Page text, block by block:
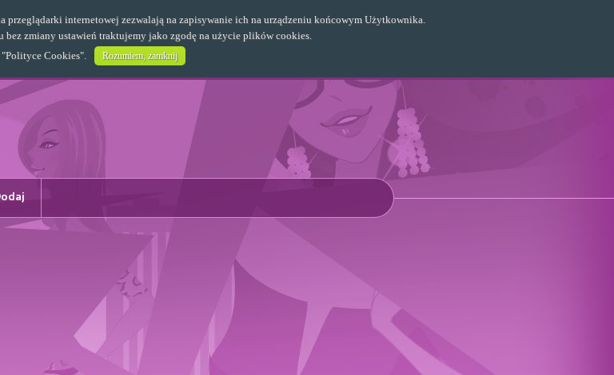
internetowej zezwalają na zapisywanie ich na urządzeniu końcowym Użytkownika.
bez zmiany ustawień traktujemy jako zgodę na użycie plików cookies.
"Polityce Cookies". Rozumiem, zamknij